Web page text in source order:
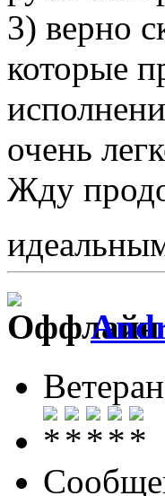
3) верно
которые
очень
Жду
Ветеран